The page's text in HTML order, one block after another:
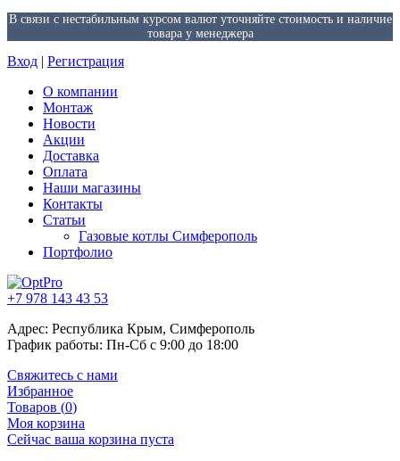
В связи с нестабильным курсом валют уточняйте стоимость и наличие
товара у менеджера
Вход | Регистрация
О компании
Монтаж
Новости
Акции
Доставка
Оплата
Наши магазины
Контакты
Статьи
Газовые котлы Симферополь
Портфолио
+7 978 143 43 53
Адрес: Республика Крым, Симферополь
График работы: Пн-Сб с 9:00 до 18:00
Свяжитесь с нами
Избранное
Товаров (0)
Моя корзина
Сейчас ваша корзина пуста